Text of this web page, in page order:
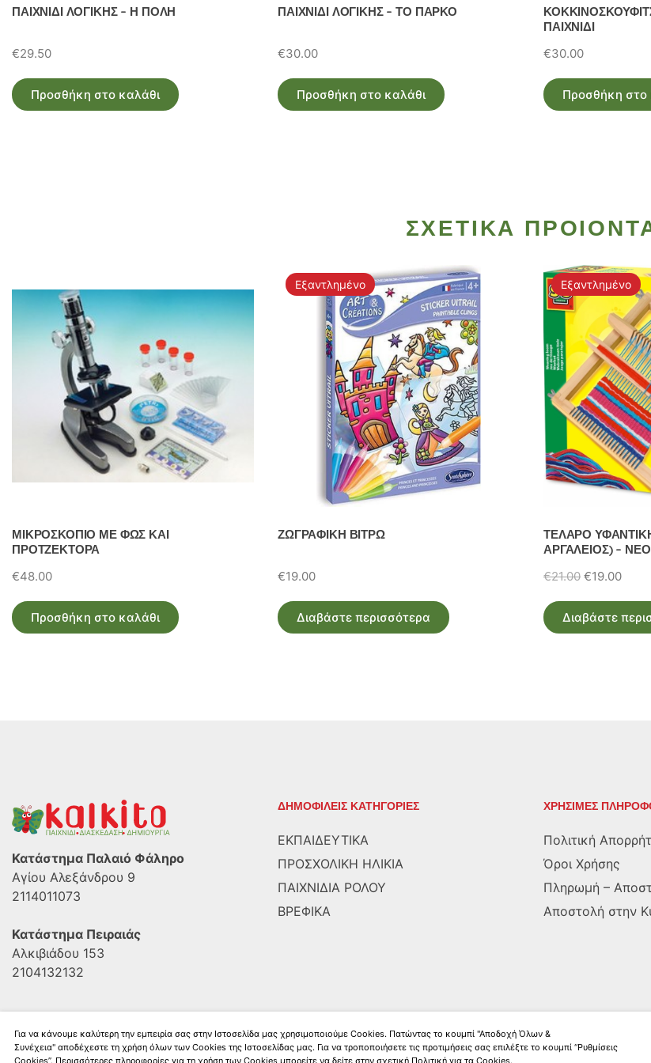
ΠΑΙΧΝΙΔΙ ΛΟΓΙΚΗΣ – Η ΠΟΛΗ
€29.50
Προσθήκη στο καλάθι
ΠΑΙΧΝΙΔΙ ΛΟΓΙΚΗΣ – ΤΟ ΠΑΡΚΟ
€30.00
Προσθήκη στο καλάθι
ΠΑΙΧΝΙΔΙ
€30.00
Προσθήκη στο
ΣΧΕΤΙΚΑ
ΜΙΚΡΟΣΚΟΠΙΟ ΜΕ ΦΩΣ ΚΑΙ
ΠΡΟΤΖΕΚΤΟΡΑ
€48.00
Προσθήκη στο καλάθι
Εξαντλημένο
ΖΩΓΡΑΦΙΚΗ ΒΙΤΡΩ
€19.00
Διαβάστε περισσότερα
Εξαντλημένο
ΤΕΛΑΡΟ
ΑΡΓΑΛΕΙΟΣ) –
€21.00 Original
was:
€21.00.
€19.00Η
τιμή
είναι:
Διαβάστε
Κατάστημα Παλαιό Φάληρο
Αγίου Αλεξάνδρου 9
2114011073
Κατάστημα Πειραιάς
Αλκιβιάδου 153
2104132132
ΔΗΜΟΦΙΛΕΙΣ ΚΑΤΗΓΟΡΙΕΣ
ΕΚΠΑΙΔΕΥΤΙΚΑ
ΠΡΟΣΧΟΛΙΚΗ ΗΛΙΚΙΑ
ΠΑΙΧΝΙΔΙΑ ΡΟΛΟΥ
ΒΡΕΦΙΚΑ
ΧΡΗΣΙΜΕΣ
Πολιτική
Όροι Χρήσης
Πληρωμή –
Αποστολή στην
Kalkito.gr2026 | All rights reserved
Για να κάνουμε καλύτερη την εμπειρία σας στην Ιστοσελίδα μας χρησιμοποιούμε Cookies. Πατώντας το κουμπί "Αποδοχή Όλων &
Συνέχεια" αποδέχεστε τη χρήση όλων των Cookies της Ιστοσελίδας μας. Για να τροποποιήσετε τις προτιμήσεις σας επιλέξτε το κουμπί “Ρυθμίσεις
Cookies”. Περισσότερες πληροφορίες για τη χρήση των Cookies μπορείτε να δείτε στην σχετική Πολιτική για τα Cookies.